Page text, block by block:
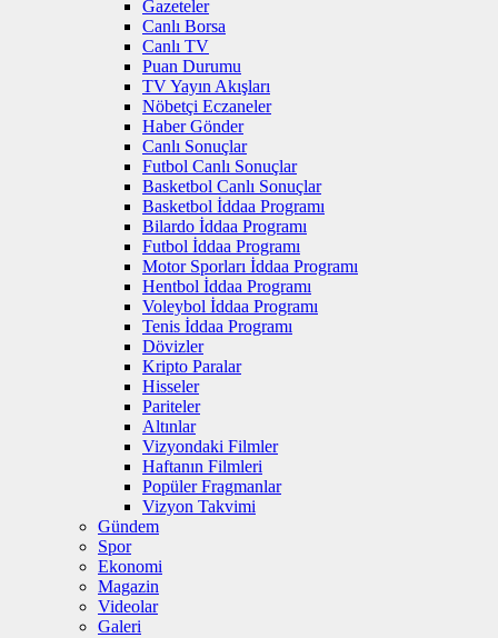
Gazeteler
Canlı Borsa
Canlı TV
Puan Durumu
TV Yayın Akışları
Nöbetçi Eczaneler
Haber Gönder
Canlı Sonuçlar
Futbol Canlı Sonuçlar
Basketbol Canlı Sonuçlar
Basketbol İddaa Programı
Bilardo İddaa Programı
Futbol İddaa Programı
Motor Sporları İddaa Programı
Hentbol İddaa Programı
Voleybol İddaa Programı
Tenis İddaa Programı
Dövizler
Kripto Paralar
Hisseler
Pariteler
Altınlar
Vizyondaki Filmler
Haftanın Filmleri
Popüler Fragmanlar
Vizyon Takvimi
Gündem
Spor
Ekonomi
Magazin
Videolar
Galeri